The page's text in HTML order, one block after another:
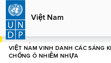
Nhảy
đến
nội
dung
Việt Nam
NHÀVIỆT NAM
VIỆT NAM VINH DANH CÁC SÁNG
CHỐNG Ô NHIỄM NHỰA